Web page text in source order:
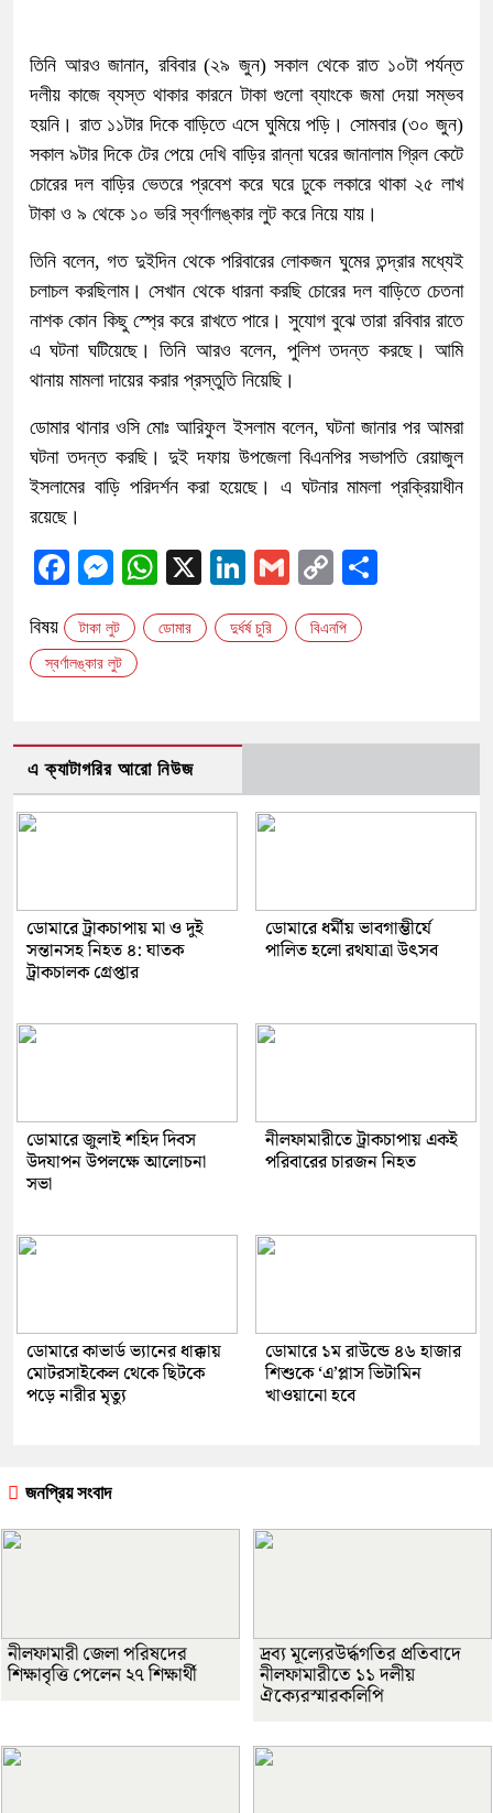
তিনি আরও জানান, রবিবার (২৯ জুন) সকাল থেকে রাত ১০টা পর্যন্ত
দলীয় কাজে ব্যস্ত থাকার কারনে টাকা গুলো ব্যাংকে জমা দেয়া সম্ভব
হয়নি। রাত ১১টার দিকে বাড়িতে এসে ঘুমিয়ে পড়ি। সোমবার (৩০ জুন)
সকাল ৯টার দিকে টের পেয়ে দেখি বাড়ির রান্না ঘরের জানালাম গ্রিল কেটে
চোরের দল বাড়ির ভেতরে প্রবেশ করে ঘরে ঢুকে লকারে থাকা ২৫ লাখ
টাকা ও ৯ থেকে ১০ ভরি স্বর্ণালঙ্কার লুট করে নিয়ে যায়।
তিনি বলেন, গত দুইদিন থেকে পরিবারের লোকজন ঘুমের তন্দ্রার মধ্যেই
চলাচল করছিলাম। সেখান থেকে ধারনা করছি চোরের দল বাড়িতে চেতনা
নাশক কোন কিছু স্প্রে করে রাখতে পারে। সুযোগ বুঝে তারা রবিবার রাতে
এ ঘটনা ঘটিয়েছে। তিনি আরও বলেন, পুলিশ তদন্ত করছে। আমি
থানায় মামলা দায়ের করার প্রস্তুতি নিয়েছি।
ডোমার থানার ওসি মোঃ আরিফুল ইসলাম বলেন, ঘটনা জানার পর আমরা
ঘটনা তদন্ত করছি। দুই দফায় উপজেলা বিএনপির সভাপতি রেয়াজুল
ইসলামের বাড়ি পরিদর্শন করা হয়েছে। এ ঘটনার মামলা প্রক্রিয়াধীন
রয়েছে।
Facebook
Messenger
WhatsApp
X LinkedIn
GmailCopy
Link
বিষয় টাকা লুট ডোমার দুর্ধর্ষ চুরি বিএনপি
স্বর্ণালঙ্কার লুট
এ ক্যাটাগরির আরো নিউজ
ডোমারে ট্রাকচাপায় মা ও দুই
সন্তানসহ নিহত ৪: ঘাতক
ট্রাকচালক গ্রেপ্তার
ডোমারে ধর্মীয় ভাবগাম্ভীর্যে
পালিত হলো রথযাত্রা উৎসব
ডোমারে জুলাই শহিদ দিবস
উদযাপন উপলক্ষে আলোচনা
সভা
নীলফামারীতে ট্রাকচাপায় একই
পরিবারের চারজন নিহত
ডোমারে কাভার্ড ভ্যানের ধাক্কায়
মোটরসাইকেল থেকে ছিটকে
পড়ে নারীর মৃত্যু
ডোমারে ১ম রাউন্ডে ৪৬ হাজার
শিশুকে ‘এ’প্লাস ভিটামিন
খাওয়ানো হবে
জনপ্রিয় সংবাদ
নীলফামারী জেলা পরিষদের
শিক্ষাবৃত্তি পেলেন ২৭ শিক্ষার্থী
দ্রব্য মূল্যেরউর্দ্ধগতির প্রতিবাদে
নীলফামারীতে ১১ দলীয়
ঐক্যেরস্মারকলিপি